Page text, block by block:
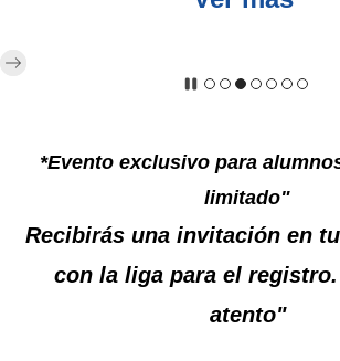
*Evento exclusivo para
limitado"
Recibirás una invitación en
con la liga para el
atento"